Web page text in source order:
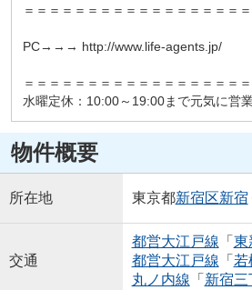
＝＝＝＝＝＝＝＝＝＝＝＝＝＝＝＝＝
PC→→→ http://www.life-agents.jp/
＝＝＝＝＝＝＝＝＝＝＝＝＝＝＝＝＝
水曜定休：10:00～19:00まで元気に営業
物件概要
所在地 東京都新宿区新宿
交通
都営大江戸線 「 東
都営大江戸線 「 若
丸ノ内線 「 新宿三